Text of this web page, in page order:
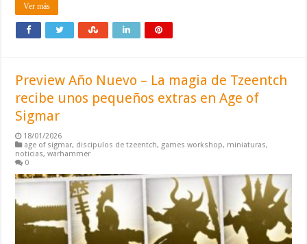
Ver más
Preview Año Nuevo – La magia de Tzeentch
recibe unos pequeños extras en Age of
Sigmar
18/01/2026
age of sigmar, discipulos de tzeentch, games workshop, miniaturas,
noticias,warhammer
0